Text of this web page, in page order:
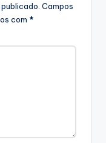
Campos
com *